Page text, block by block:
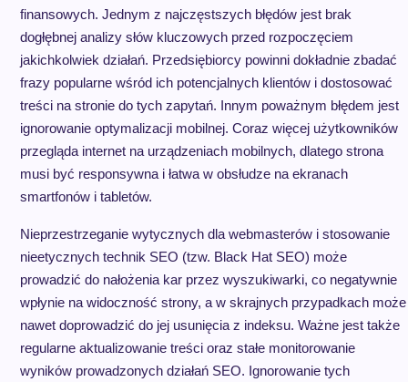
finansowych. Jednym z najczęstszych błędów jest brak
dogłębnej analizy słów kluczowych przed rozpoczęciem
jakichkolwiek działań. Przedsiębiorcy powinni dokładnie zbadać
frazy popularne wśród ich potencjalnych klientów i dostosować
treści na stronie do tych zapytań. Innym poważnym błędem jest
ignorowanie optymalizacji mobilnej. Coraz więcej użytkowników
przegląda internet na urządzeniach mobilnych, dlatego strona
musi być responsywna i łatwa w obsłudze na ekranach
smartfonów i tabletów.
Nieprzestrzeganie wytycznych dla webmasterów i stosowanie
nieetycznych technik SEO (tzw. Black Hat SEO) może
prowadzić do nałożenia kar przez wyszukiwarki, co negatywnie
wpłynie na widoczność strony, a w skrajnych przypadkach może
nawet doprowadzić do jej usunięcia z indeksu. Ważne jest także
regularne aktualizowanie treści oraz stałe monitorowanie
wyników prowadzonych działań SEO. Ignorowanie tych